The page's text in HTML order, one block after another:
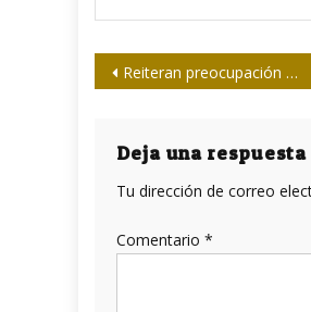
Navegación
entradas
Reiteran preocupación por persistencia de Ley de Ajuste Cubano
Deja una respuesta
Tu dirección de correo
Comentario *